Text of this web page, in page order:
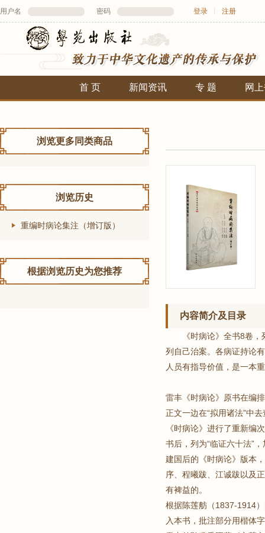
用户名 密码 登录 注册
首 页 新闻资讯 专 题 网
浏览更多同类商品
浏览历史
重编时病论集注（增订版）
根据浏览历史为您推荐
内容简介及目录
《时病论》全书8卷
列自己治案。各病证持论
人员有指导价值，是一本
雷丰《时病论》原书在编
正文一边在“拟用诸法”中
《时病论》进行了重新编
书后，列为“临证六十法”
建国后的《时病论》版本
序、程曦跋、江诚跋以及
有裨益的。
根据陈莲舫（1837-1914
入本书，批注部分用楷体